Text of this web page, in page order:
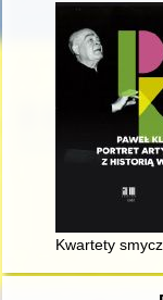
Kwartety